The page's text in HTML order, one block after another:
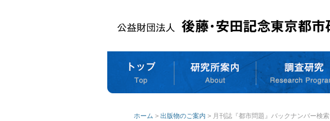
ホーム > 出版物のご案内 > 月刊誌『都市問題』バックナンバー検索